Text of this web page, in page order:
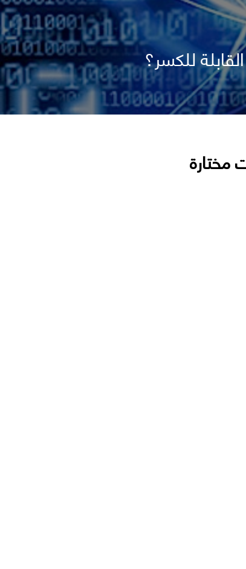
للكسر؟
مختارة